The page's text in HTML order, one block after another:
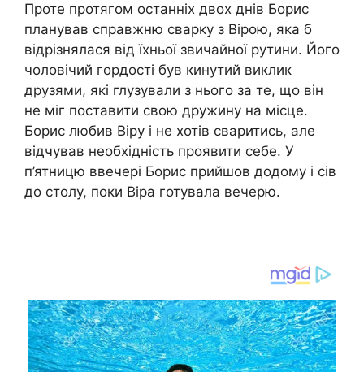
Проте протягом останніх двох днів Борис
планував справжню сварку з Вірою, яка б
відрізнялася від їхньої звичайної рутини. Його
чоловічий гордості був кинутий виклик
друзями, які глузували з нього за те, що він
не міг поставити свою дружину на місце.
Борис любив Віру і не хотів сваритись, але
відчував необхідність проявити себе. У
п’ятницю ввечері Борис прийшов додому і сів
до столу, поки Віра готувала вечерю.